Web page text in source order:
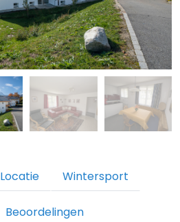
Locatie Wintersport
Beoordelingen